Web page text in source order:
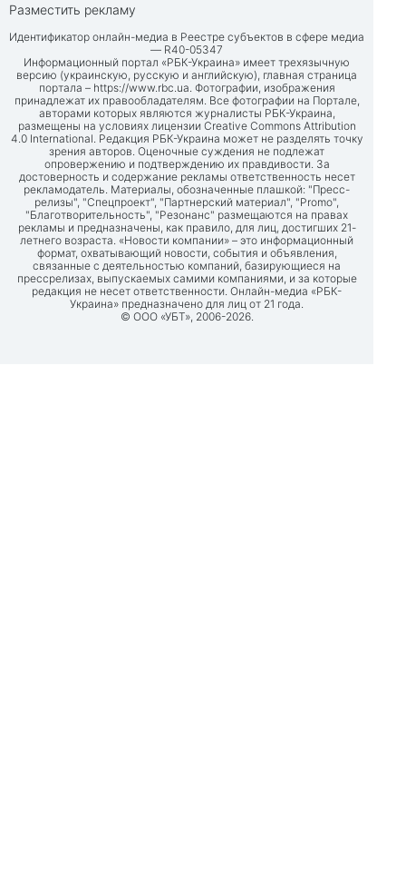
Разместить рекламу
Идентификатор онлайн-медиа в Реестре субъектов в сфере медиа
— R40-05347
Информационный портал «РБК-Украина» имеет трехязычную
версию (украинскую, русскую и английскую), главная страница
портала – https://www.rbc.ua . Фотографии, изображения
принадлежат их правообладателям. Все фотографии на Портале,
авторами которых являются журналисты РБК-Украина,
размещены на условиях лицензии Creative Commons Attribution
4.0 International. Редакция РБК-Украина может не разделять точку
зрения авторов. Оценочные суждения не подлежат
опровержению и подтверждению их правдивости. За
достоверность и содержание рекламы ответственность несет
рекламодатель. Материалы, обозначенные плашкой: "Пресс-
релизы", "Спецпроект", "Партнерский материал", "Promo",
"Благотворительность", "Резонанс" размещаются на правах
рекламы и предназначены, как правило, для лиц, достигших 21-
летнего возраста. «Новости компании» – это информационный
формат, охватывающий новости, события и объявления,
связанные с деятельностью компаний, базирующиеся на
прессрелизах, выпускаемых самими компаниями, и за которые
редакция не несет ответственности. Онлайн-медиа «РБК-
Украина» предназначено для лиц от 21 года.
© ООО «УБТ», 2006-2026.